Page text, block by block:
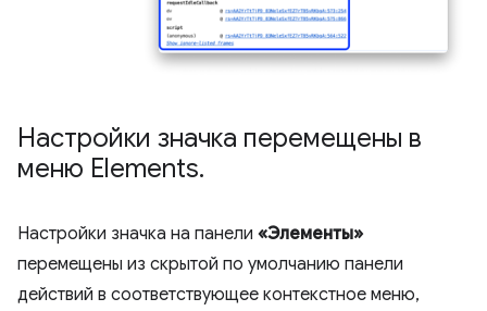
Настройки значка перемещены в
меню Elements.
Настройки значка на панели «Элементы»
перемещены из скрытой по умолчанию панели
действий в соответствующее контекстное меню,